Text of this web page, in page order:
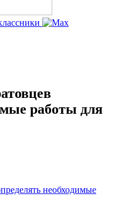
работы для